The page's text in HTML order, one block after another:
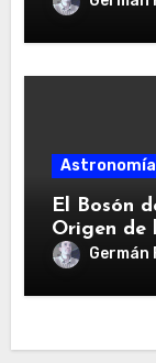
Astronomía
El Bosón
Origen de
Germán